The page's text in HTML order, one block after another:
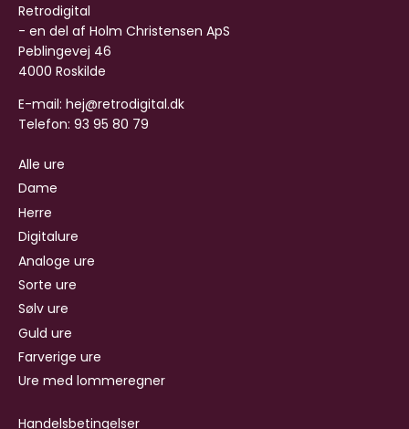
Retrodigital
- en del af Holm Christensen ApS
Peblingevej 46
4000 Roskilde
E-mail: hej@retrodigital.dk
Telefon: 93 95 80 79
Alle ure
Dame
Herre
Digitalure
Analoge ure
Sorte ure
Sølv ure
Guld ure
Farverige ure
Ure med lommeregner
Handelsbetingelser